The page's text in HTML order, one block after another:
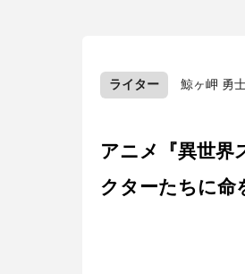
ライター 鯨ヶ岬 勇
アニメ『異世界
クターたちに命